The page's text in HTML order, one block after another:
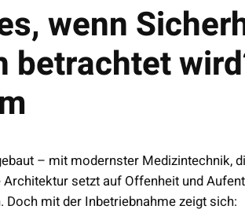
wenn
betrachtet
– mit modernster Medizintechnik,
setzt auf Offenheit und
mit der Inbetriebnahme zeigt sich: